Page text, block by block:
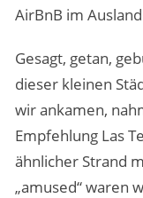
AirBnB im
Gesagt, getan,
dieser kleinen
wir ankamen,
Empfehlung Las
ähnlicher Strand
„amused“ waren